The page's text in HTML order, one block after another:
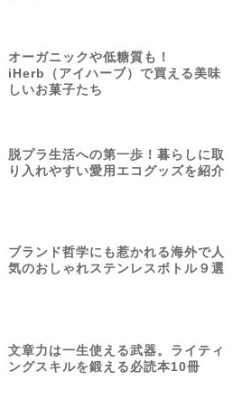
オーガニックや低糖質も！
iHerb（アイハーブ）で買える美味
しいお菓子たち
脱プラ生活への第一歩！暮らしに取
り入れやすい愛用エコグッズを紹介
ブランド哲学にも惹かれる海外で人
気のおしゃれステンレスボトル９選
文章力は一生使える武器。ライティ
ングスキルを鍛える必読本10冊